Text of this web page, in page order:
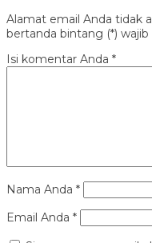
Alamat email Anda tidak
bertanda bintang (*) wajib
Isi komentar Anda *
Nama Anda *
Email Anda *